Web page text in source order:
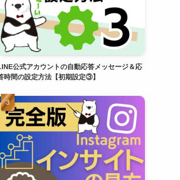
公式アカウントの自動応答メッセージ＆応
時間の設定方法【初期設定③】